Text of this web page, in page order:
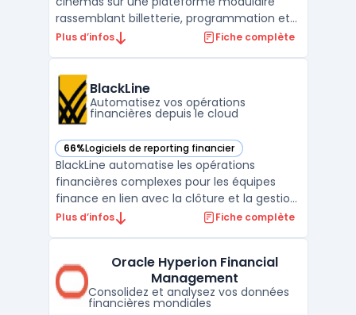
rassemblant billetterie, programmation et
opérations courantes. Les exploitants
soient uniques ou réparties sur plusieurs
sites de ...
Plus d’infos Fiche complète
BlackLine
Automatisez vos opérations
financières depuis le cloud
66%Logiciels de reporting financier
— voir BlackLine dans cette catégorie
BlackLine automatise les opérations
financières complexes pour les équipes
finance en lien avec la clôture et la gestion
des transactions à grande échelle. Ce
piloter des processus comme la clôture
financière, le rapprochement ...
Plus d’infos Fiche complète
Oracle Hyperion Financial
Management
Consolidez et analysez vos données
financières mondiales